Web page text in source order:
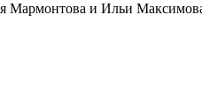
Мармонтова и Ильи